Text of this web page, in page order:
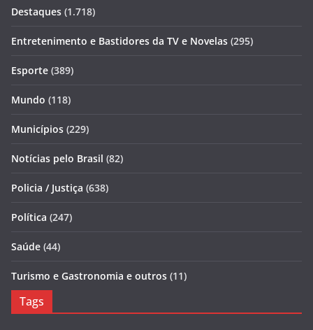
Destaques (1.718)
Entretenimento e Bastidores da TV e Novelas (295)
Esporte (389)
Mundo (118)
Municípios (229)
Notícias pelo Brasil (82)
Policia / Justiça (638)
Política (247)
Saúde (44)
Turismo e Gastronomia e outros (11)
Tags